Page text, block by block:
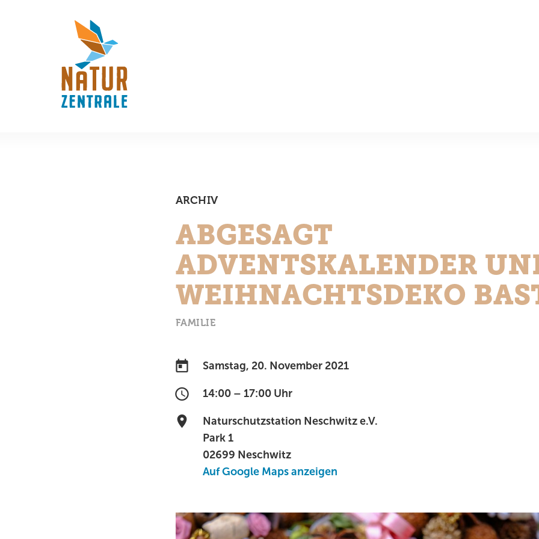
ARCHIV
ABGESAGT
ADVENTSKALENDER
WEIHNACHTSDEKO
FAMILIE
Samstag, 20. November 2021
14:00 – 17:00 Uhr
Naturschutzstation Neschwitz e.V.
Park 1
02699 Neschwitz
Auf Google Maps anzeigen